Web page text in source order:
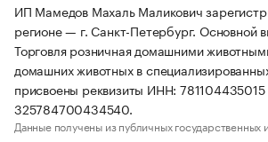
ИП Мамедов Махаль Маликович
регионе — г. Санкт-Петербург. Основной
Торговля розничная домашними
домашних животных в
присвоены реквизиты ИНН:
325784700434540.
Данные получены из публичных государственных